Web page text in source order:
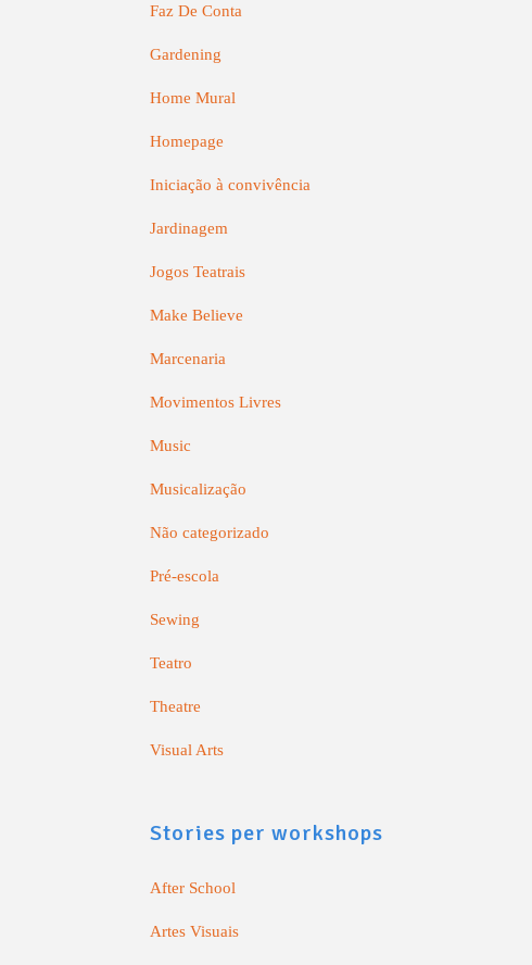
Faz De Conta
Gardening
Home Mural
Homepage
Iniciação à convivência
Jardinagem
Jogos Teatrais
Make Believe
Marcenaria
Movimentos Livres
Music
Musicalização
Não categorizado
Pré-escola
Sewing
Teatro
Theatre
Visual Arts
Stories per workshops
After School
Artes Visuais